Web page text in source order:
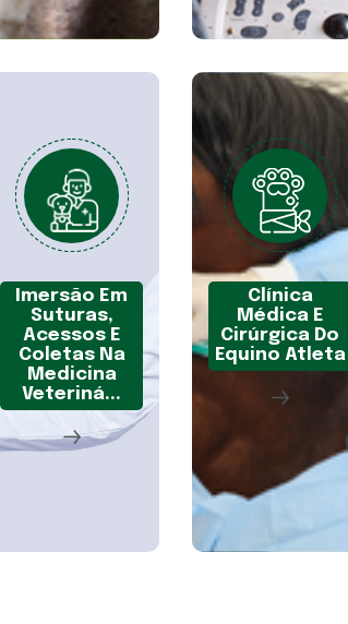
Imersão Em
Suturas,
Acessos E
Coletas Na
Medicina
Veteriná...
Clínica
Médica E
Cirúrgica Do
Equino Atleta